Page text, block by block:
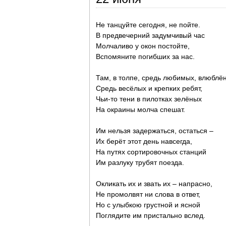
Не танцуйте сегодня, не пойте.
В предвечерний задумчивый час
Молчаливо у окон постойте,
Вспомяните погибших за нас.
Там, в толпе, средь любимых,
Средь весёлых и крепких ребят,
Чьи-то тени в пилотках зелёных
На окраины молча спешат.
Им нельзя задержаться, остаться –
Их берёт этот день навсегда,
На путях сортировочных станций
Им разлуку трубят поезда.
Окликать их и звать их – напрасно,
Не промолвят ни слова в ответ,
Но с улыбкою грустной и ясной
Поглядите им пристально вслед.